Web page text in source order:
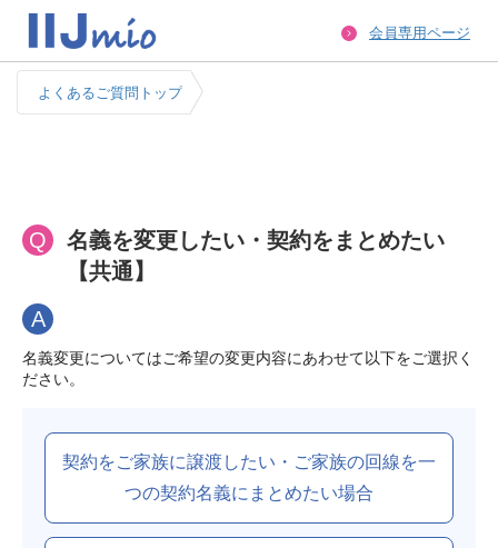
会員専用ページ
よくあるご質問トップ
Q
名義を変更したい・契約をまとめたい
【共通】
A
名義変更についてはご希望の変更内容にあわせて以下をご選択く
ださい。
契約をご家族に譲渡したい・ご家族の回線を一
つの契約名義にまとめたい場合